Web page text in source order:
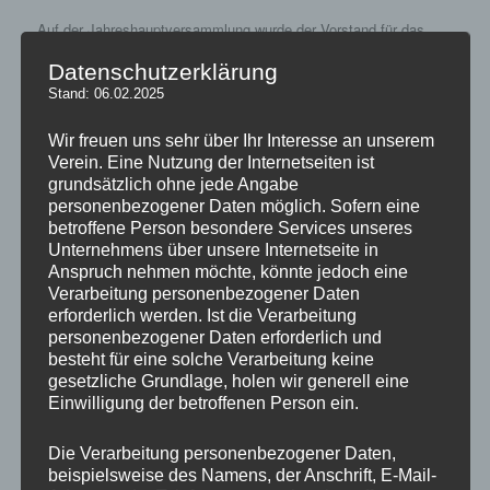
Auf der Jahreshauptversammlung wurde der Vorstand für das
geschäftsführende Vorstand in seinen Positionen bestätigt.
Lediglich im erweiterten Vorstand gab es geringfügige
Florian Meuer, bisher kommissarischer Jugendleiter, wurde in das
Amt gewählt. Martin Meuer fungiert als 2. Jugendleiter. Jörg
Stübinger ist nun 1. Vorsitzender im Spielausschuss. Er wird
dabei von Stefan Schneider, Henryk Engelhardt und Julian Braun
unterstützt.
Der 1. Vorsitzende Dr. Marius Gerecht, der 1. Kassierer Hagen
Gerlach, der sportliche Leiter Oliver Ohl und die Jugendabteilung
mit Florian Meuer zogen Bilanz über ein sportlich und finanziell
sehr positiv verlaufendes Jahr 2013.
Eine Neufassung der Satzung wurde verabschiedet.
Nähere Informationen in Kürze….
Datenschutzerklärung
Stand: 06.02.2025
Wir freuen uns sehr über Ihr Interesse an unserem
Verein. Eine Nutzung der Internetseiten ist
grundsätzlich ohne jede Angabe
personenbezogener Daten möglich. Sofern eine
betroffene Person besondere Services unseres
Unternehmens über unsere Internetseite in
Anspruch nehmen möchte, könnte jedoch eine
Verarbeitung personenbezogener Daten
erforderlich werden. Ist die Verarbeitung
personenbezogener Daten erforderlich und
besteht für eine solche Verarbeitung keine
gesetzliche Grundlage, holen wir generell eine
Einwilligung der betroffenen Person ein.
Die Verarbeitung personenbezogener Daten,
beispielsweise des Namens, der Anschrift, E-Mail-